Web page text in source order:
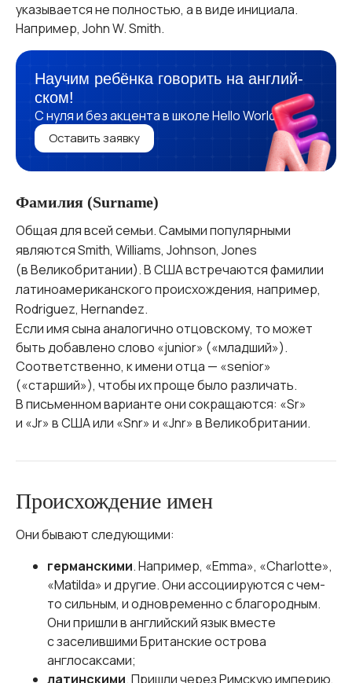
указывается не полностью, а в виде инициала.
Например, John W. Smith.
Научим ребёнка говорить на англий­
ском!
C нуля и без акцента в школе Hello World
Оставить заявку
Фамилия (Surname)
Общая для всей семьи. Самыми популярными
являются Smith, Williams, Johnson, Jones
(в Великобритании). В США встречаются фамилии
латиноамериканского происхождения, например,
Rodriguez, Hernandez.
Если имя сына аналогично отцовскому, то может
быть добавлено слово «junior» («младший»).
Соответственно, к имени отца — «senior»
(«старший»), чтобы их проще было различать.
В письменном варианте они сокращаются: «Sr»
и «Jr» в США или «Snr» и «Jnr» в Великобритании.
Происхождение имен
Они бывают следующими:
германскими. Например, «Emma», «Charlotte»,
«Matilda» и другие. Они ассоциируются с чем-
то сильным, и одновременно с благородным.
Они пришли в английский язык вместе
с заселившими Британские острова
англосаксами;
латинскими. Пришли через Римскую империю,